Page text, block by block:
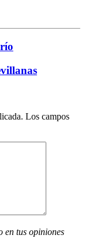
Los campos
en tus opiniones